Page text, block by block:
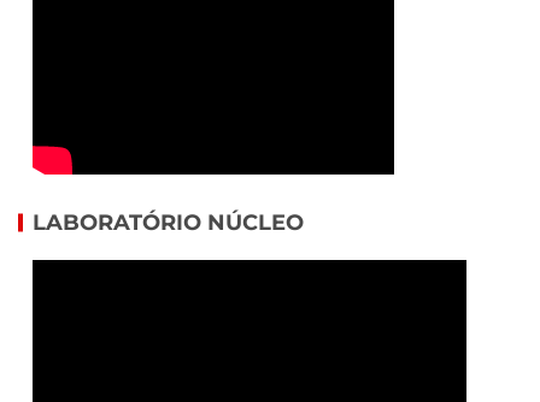
LABORATÓRIO NÚCLEO